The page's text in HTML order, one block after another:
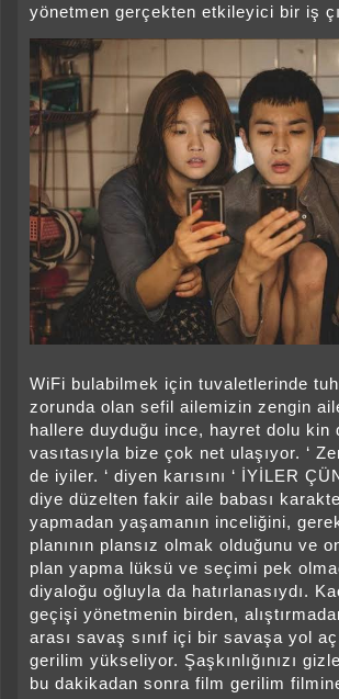
yönetmen gerçekten etkileyici bir iş
WiFi bulabilmek için tuvaletlerinde
zorunda olan sefil ailemizin zengin
hallere duyduğu ince, hayret dolu kin
vasıtasıyla bize çok net ulaşıyor. ‘
de iyiler. ‘ diyen karısını ‘ İYİLER
diye düzelten fakir aile babası
yapmadan yaşamanın inceliğini,
planının plansız olmak olduğunu ve
plan yapma lüksü ve seçimi pek
diyaloğu oğluyla da hatırlanasıydı.
geçişi yönetmenin birden,
arası savaş sınıf içi bir savaşa yol
gerilim yükseliyor. Şaşkınlığınızı
bu dakikadan sonra film gerilim